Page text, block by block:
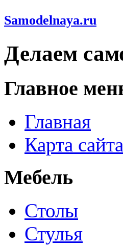
Samodelnaya.ru
Делаем
Главное
Главная
Карта сайта
Мебель
Столы
Стулья